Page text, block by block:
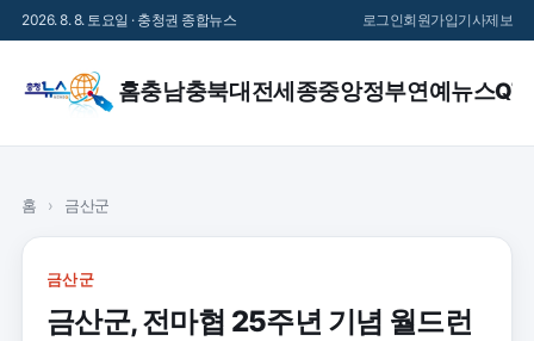
2026. 8. 8. 토요일 · 충청권 종합뉴스 로그인회원가입기사제보
홈충남충북대전세종중앙정부연예 뉴스
홈 › 금산군
금산군
금산군, 전마협 25주년 기념 월드런